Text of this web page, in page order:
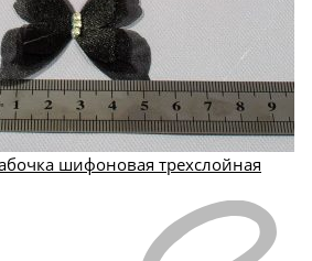
шифоновая трехслойная